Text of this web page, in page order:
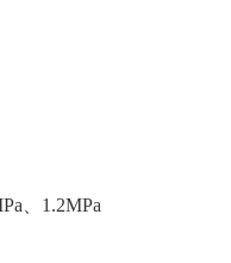
、1.2MPa